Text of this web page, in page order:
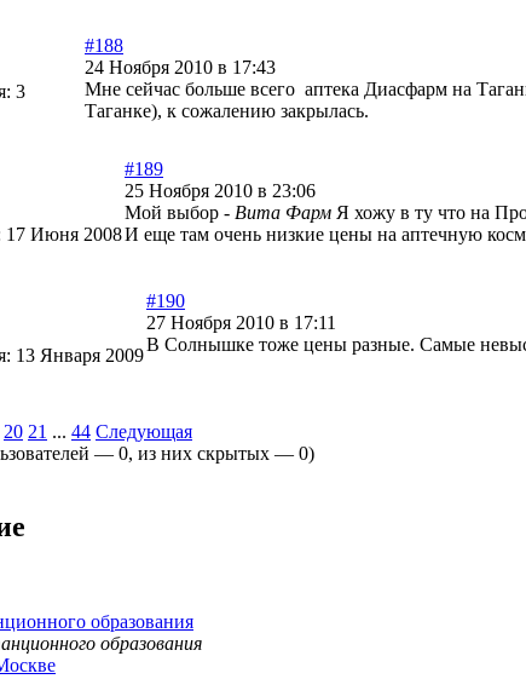
3
#188
24 Ноября 2010 в 17:43
Мне сейчас больше всего аптека Диасфарм на
Таганке), к сожалению закрылась.
17 Июня 2008
#189
25 Ноября 2010 в 23:06
Мой выбор - Вита Фарм Я хожу в ту что на
И еще там очень низкие цены на аптечную
13 Января 2009
#190
27 Ноября 2010 в 17:11
В Солнышке тоже цены разные. Самые
20 21 ... 44 Следующая
— 0, из них скрытых — 0)
образования